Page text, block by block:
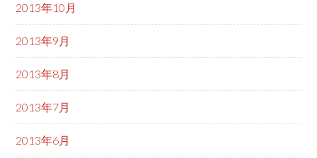
2013年10月
2013年9月
2013年8月
2013年7月
2013年6月